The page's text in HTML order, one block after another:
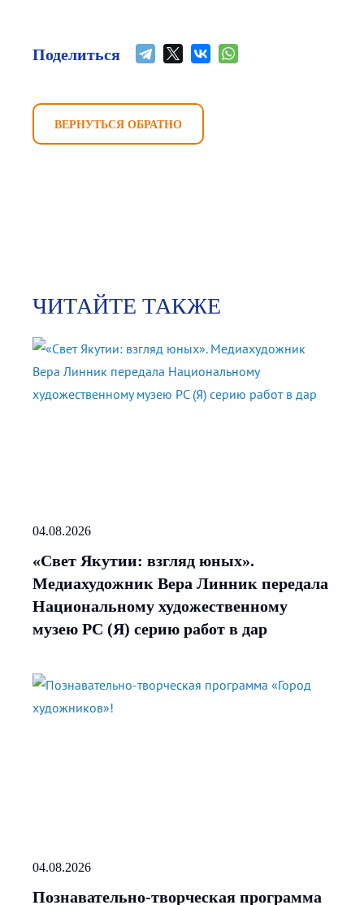
Поделиться
ВЕРНУТЬСЯ ОБРАТНО
ЧИТАЙТЕ ТАКЖЕ
04.08.2026
«Свет Якутии: взгляд юных».
Медиахудожник Вера Линник передала
Национальному художественному
музею РС (Я) серию работ в дар
04.08.2026
Познавательно-творческая программа